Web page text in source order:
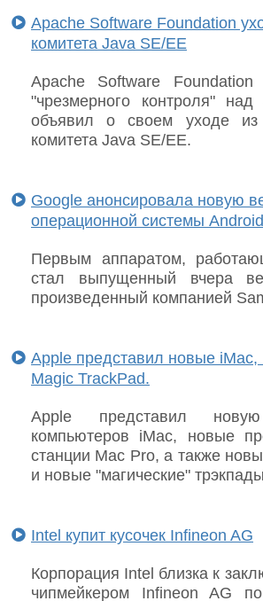
Apache Software Foundation
комитета Java SE/EE
Apache Software
"чрезмерного контроля"
объявил о своем уходе из
комитета Java SE/EE.
Google анонсировала новую
операционной системы
Первым аппаратом,
стал выпущенный вчера
произведенный компанией
Apple представил новые
Magic TrackPad.
Apple представил
компьютеров iMac, новые
станции Mac Pro, а также
и новые "магические"
Intel купит кусочек Infineon AG
Корпорация Intel близка к
чипмейкером Infineon AG